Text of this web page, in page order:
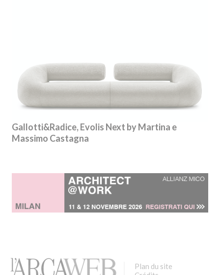
Gallotti&Radice, Evolis Next by Martina e
Massimo Castagna
Plan du site